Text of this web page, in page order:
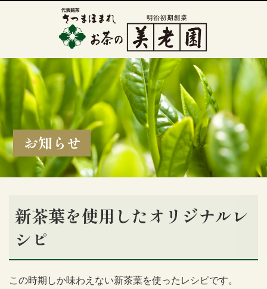
お知らせ
新茶葉を使用したオリジナルレ
シピ
この時期しか味わえない新茶葉を使ったレシピです。